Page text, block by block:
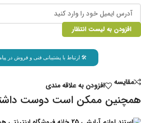
افزودن به لیست انتظار
🛠 ارتباط با پشتیبانی فنی و فروش در
مقايسه افزودن به علاقه مندی
همچنین ممکن است دوست